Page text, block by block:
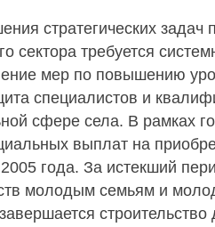
стратегических
сектора требуется
мер по повышению
специалистов и
сфере села. В рамках
выплат на
года. За истекший
молодым семьям и